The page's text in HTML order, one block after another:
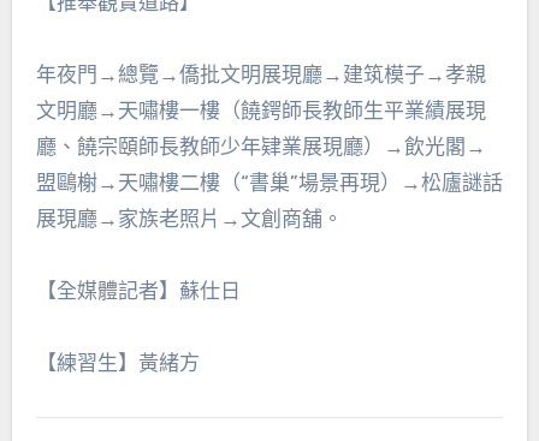
年夜門→總覽→僑批文明展現廳→建筑模子→孝親
文明廳→天嘯樓一樓（饒鍔師長教師生平業績展現
廳、饒宗頤師長教師少年肄業展現廳）→飲光閣→
盟鷗榭→天嘯樓二樓（“書巢”場景再現）→松廬謎話
展現廳→家族老照片→文創商舖。
【全媒體記者】蘇仕日
【練習生】黃緒方